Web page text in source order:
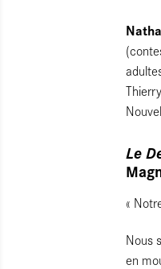
Le
«
Nous
en